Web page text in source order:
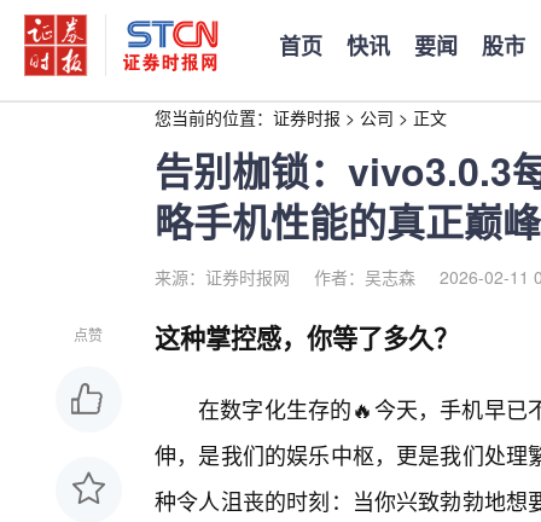
首页 快讯 要闻 股市
您当前的位置： 证券时报 > 公司 > 正文
告别枷锁：vivo3.0.3
略手机性能的真正巅峰
来源：证券时报网 作者：吴志森 2026-02-11
点赞 这种掌控感，你等了多久？
在数字化生存的🔥今天，手机早已
伸，是我们的娱乐中枢，更是我们处
种令人沮丧的时刻：当你兴致勃勃地